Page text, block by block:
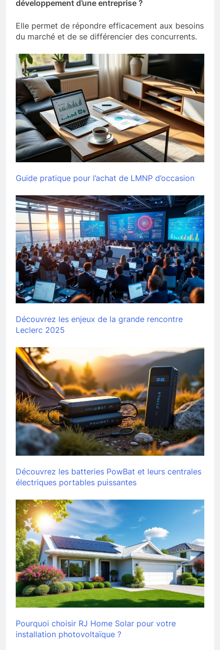
développement d’une entreprise ?
Elle permet de répondre efficacement aux besoins
du marché et de se différencier des concurrents.
Guide pratique pour l’achat de LMNP d’occasion
Découvrez les enjeux de la grande rencontre
Leclerc 2025
Découvrez les batteries PowBat et leurs centrales
électriques portables puissantes
Pourquoi choisir RJ Home Solar pour votre
installation photovoltaïque ?